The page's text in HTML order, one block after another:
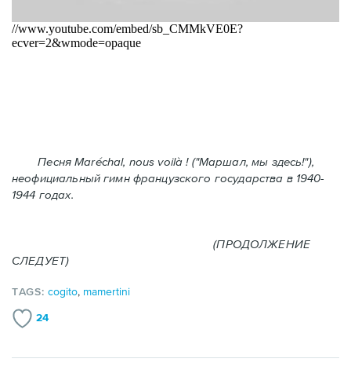
Песня Maréchal, nous voilà ! ("Маршал, мы здесь!"),
неофициальный гимн французского государства в 1940-
1944 годах.
(ПРОДОЛЖЕНИЕ
СЛЕДУЕТ)
TAGS:cogito, mamertini
24